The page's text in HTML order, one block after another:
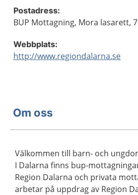
Postadress:
BUP Mottagning, Mora lasarett,
Webbplats:
http://www.regiondalarna.se
Om oss
Välkommen till barn- och
I Dalarna finns bup-
Region Dalarna och privata
arbetar på uppdrag av Region